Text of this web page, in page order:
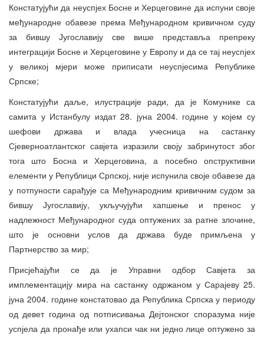
Констатујући да неуспјех Босне и Херцеговине да испуни своје
међународне обавезе према Међународном кривичном суду
за бившу Југославију све више представља препреку
интеграцији Босне и Херцеговине у Европу и да се тај неуспјех
у великој мјери може приписати неуспјесима Републике
Српске;
Констатујући даље, илустрације ради, да је Комунике са
самита у Истанбулу издат 28. јуна 2004. године у којем су
шефови држава и влада учесница на састанку
Сјеверноатлантског савјета изразили своју забринутост због
тога што Босна и Херцеговина, а посебно опструктивни
елементи у Републици Српској, није испунила своје обавезе да
у потпуности сарађује са Међународним кривичним судом за
бившу Југославију, укључујући хапшење и пренос у
надлежност Међународног суда оптужених за ратне злочине,
што је основни услов да држава буде примљена у
Партнерство за мир;
Присјећајући се да је Управни одбор Савјета за
имплементацију мира на састанку одржаном у Сарајеву 25.
јуна 2004. године констатовао да Република Српска у периоду
од девет година од потписивања Дејтонског споразума није
успјела да пронађе или ухапси чак ни једно лице оптужено за